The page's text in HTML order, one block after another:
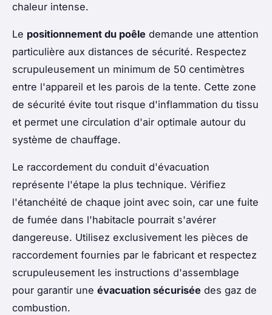
chaleur intense.
Le positionnement du poêle demande une attention
particulière aux distances de sécurité. Respectez
scrupuleusement un minimum de 50 centimètres
entre l'appareil et les parois de la tente. Cette zone
de sécurité évite tout risque d'inflammation du tissu
et permet une circulation d'air optimale autour du
système de chauffage.
Le raccordement du conduit d'évacuation
représente l'étape la plus technique. Vérifiez
l'étanchéité de chaque joint avec soin, car une fuite
de fumée dans l'habitacle pourrait s'avérer
dangereuse. Utilisez exclusivement les pièces de
raccordement fournies par le fabricant et respectez
scrupuleusement les instructions d'assemblage
pour garantir une évacuation sécurisée des gaz de
combustion.